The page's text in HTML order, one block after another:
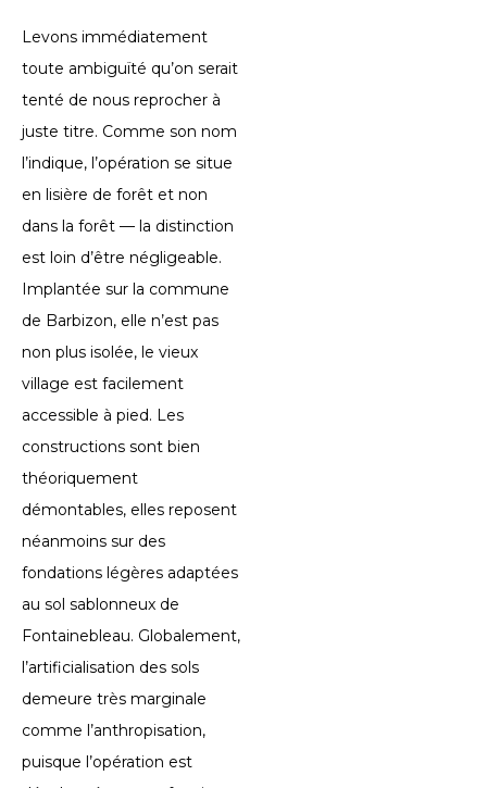
Levons immédiatement
toute ambiguïté qu’on serait
tenté de nous reprocher à
juste titre. Comme son nom
l’indique, l’opération se situe
en lisière de forêt et non
dans la forêt — la distinction
est loin d’être négligeable.
Implantée sur la commune
de Barbizon, elle n’est pas
non plus isolée, le vieux
village est facilement
accessible à pied. Les
constructions sont bien
théoriquement
démontables, elles reposent
néanmoins sur des
fondations légères adaptées
au sol sablonneux de
Fontainebleau. Globalement,
l’artificialisation des sols
demeure très marginale
comme l’anthropisation,
puisque l’opération est